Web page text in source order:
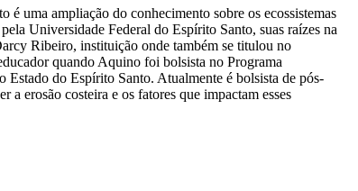
uma ampliação do conhecimento sobre os ecossistemas
Universidade Federal do Espírito Santo, suas raízes na
Ribeiro, instituição onde também se titulou no
quando Aquino foi bolsista no Programa
do Espírito Santo. Atualmente é bolsista de pós-
erosão costeira e os fatores que impactam esses